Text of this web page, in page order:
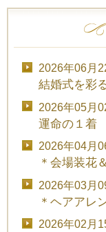
2026年06月
結婚式を彩
2026年05月
運命の１着
2026年04月
＊会場装花
2026年03月
＊ヘアアレ
2026年02月